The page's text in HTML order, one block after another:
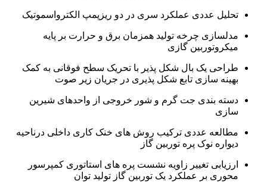
تحلیل عددی عملکرد سری در دو ریزپمپ الکترواسموتیک
مدلسازی چرخه تولید همزمان برق و حرارت بر پایه
میکروتوربین گازی
طراحی یک بال شکل پذیر با تحریک سطح فوقانی به کمک
بهینه سازی تابع شکل پذیری در جریان زیر صوت
دسته بندی جت گرم و شور خروجی از واحدهای شیرین
سازی
مطالعه عددی ترکیب روش های خنک کاری داخلی درناحیه
دیواره نوک پره توربین گاز
ارزیابی تغییر زاویه نشست پره های استاتوری کمپرسور
محوری بر عملکرد یک توربین گاز تولید توان